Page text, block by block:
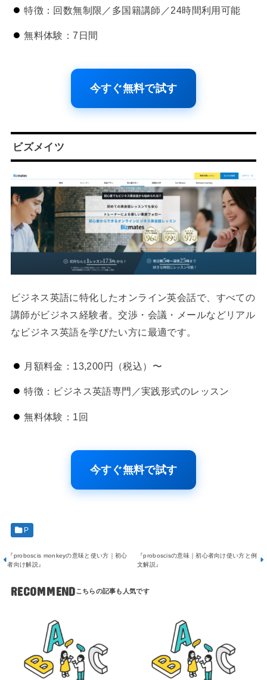
特徴：回数無制限／多国籍講師／24時間利用可能
無料体験：7日間
今すぐ無料で試す
ビズメイツ
ビジネス英語に特化したオンライン英会話で、すべての
講師がビジネス経験者。交渉・会議・メールなどリアル
なビジネス英語を学びたい方に最適です。
月額料金：13,200円（税込）〜
特徴：ビジネス英語専門／実践形式のレッスン
無料体験：1回
今すぐ無料で試す
P
『proboscis monkeyの意味と使い方｜初心
者向け解説』
『proboscisの意味｜初心者向け使い方と例
文解説』
RECOMMEND